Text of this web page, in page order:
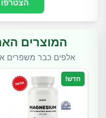
הצטרפו
המוצרים
אלפים כבר משפרים
חדש!